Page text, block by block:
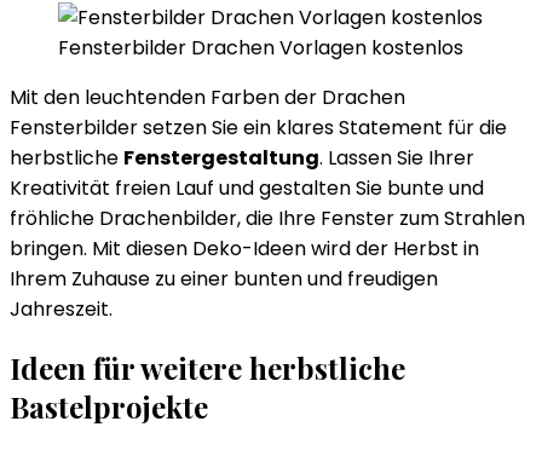
Fensterbilder Drachen Vorlagen kostenlos
Mit den leuchtenden Farben der Drachen
Fensterbilder setzen Sie ein klares Statement für die
herbstliche Fenstergestaltung. Lassen Sie Ihrer
Kreativität freien Lauf und gestalten Sie bunte und
fröhliche Drachenbilder, die Ihre Fenster zum Strahlen
bringen. Mit diesen Deko-Ideen wird der Herbst in
Ihrem Zuhause zu einer bunten und freudigen
Jahreszeit.
Ideen für weitere herbstliche
Bastelprojekte